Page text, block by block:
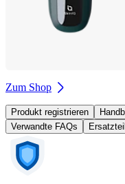
Zum Shop
Produkt registrieren
Verwandte FAQs